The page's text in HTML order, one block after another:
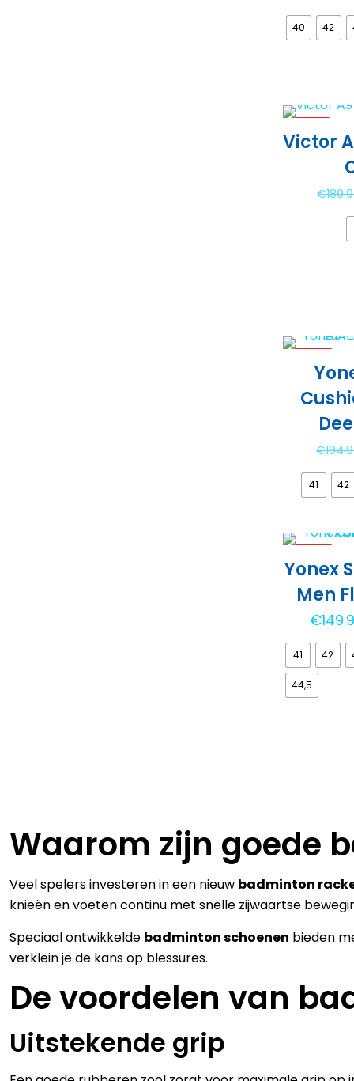
40 42
Victor
€
€
41 42
Yonex
Men
€
41 42
44,5
Waarom zijn goede
Veel spelers investeren in een nieuw badminton
knieën en voeten continu met snelle zijwaartse
Speciaal ontwikkelde badminton schoenen bieden
verklein je de kans op blessures.
De voordelen van
Uitstekende grip